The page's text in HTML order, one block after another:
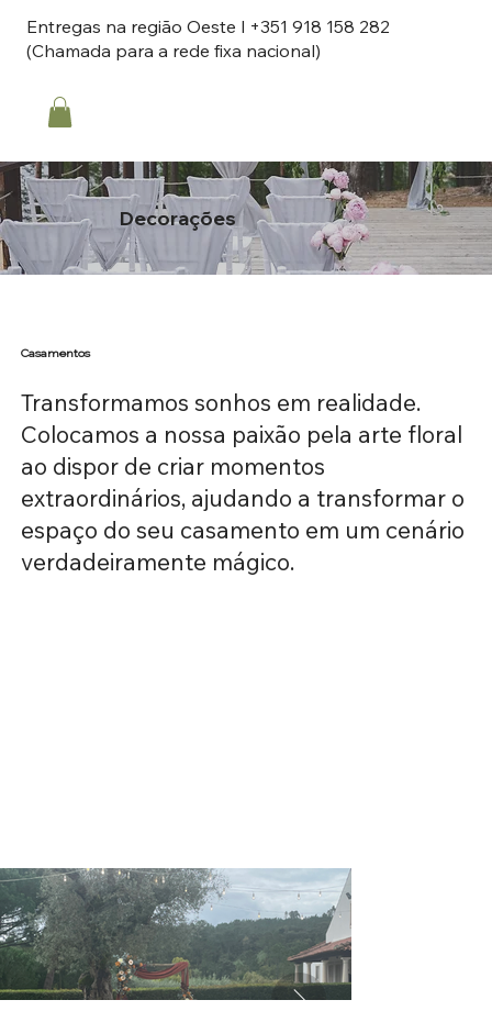
Entregas na região Oeste l +351 918 158 282
(Chamada para a rede fixa nacional)
Decorações
Transformamos sonhos em realidade.
Colocamos a nossa paixão pela arte floral
ao dispor de criar momentos
extraordinários, ajudando a transformar o
espaço do seu casamento em um cenário
verdadeiramente mágico.
Casamentos